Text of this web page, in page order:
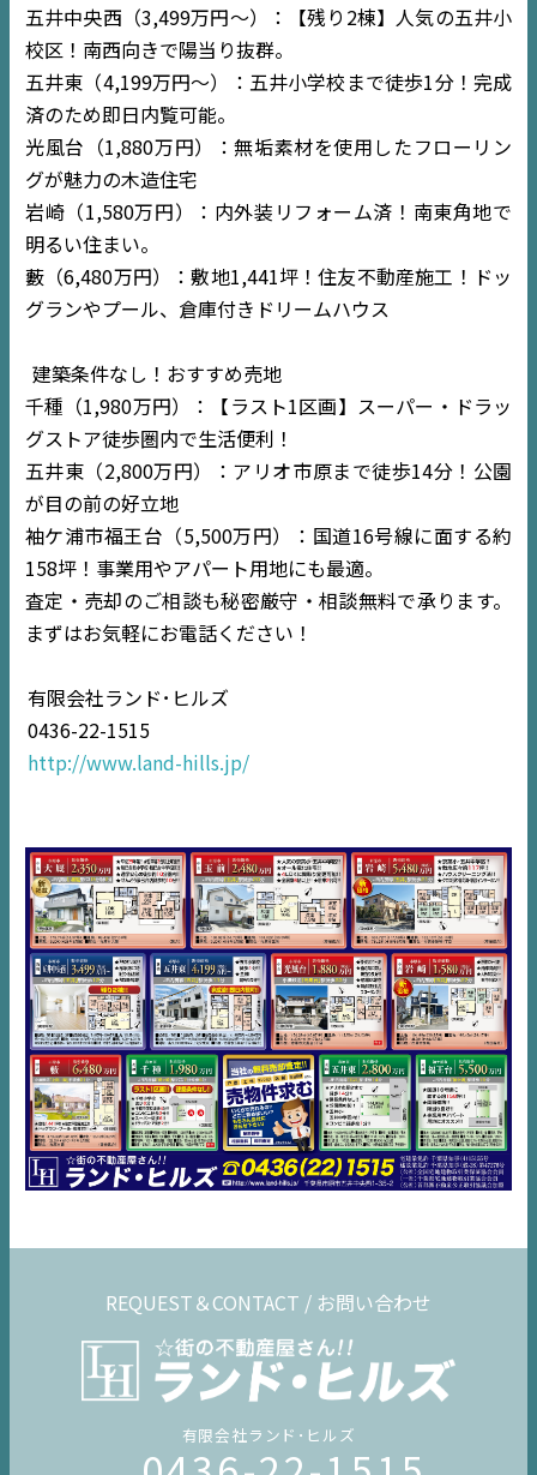
TOP
NEWS
EVENT
住宅情報誌ミッケル
市原エリア
内房
デジタルサイネージ
不動産一括査定
コラム
五井中央西（3,499万円〜）：【残り2棟】人気の五井小
校区！南西向きで陽当り抜群。
五井東（4,199万円〜）：五井小学校まで徒歩1分！完成
済のため即日内覧可能。
光風台（1,880万円）：無垢素材を使用したフローリン
グが魅力の木造住宅
岩崎（1,580万円）：内外装リフォーム済！南東角地で
明るい住まい。
藪（6,480万円）：敷地1,441坪！住友不動産施工！ドッ
グランやプール、倉庫付きドリームハウス
建築条件なし！おすすめ売地
千種（1,980万円）：【ラスト1区画】スーパー・ドラッ
グストア徒歩圏内で生活便利！
五井東（2,800万円）：アリオ市原まで徒歩14分！公園
が目の前の好立地
袖ケ浦市福王台（5,500万円）：国道16号線に面する約
158坪！事業用やアパート用地にも最適。
査定・売却のご相談も秘密厳守・相談無料で承ります。
まずはお気軽にお電話ください！
有限会社ランド･ヒルズ
0436-22-1515
http://www.land-hills.jp/
REQUEST＆CONTACT / お問い合わせ
有限会社ランド･ヒルズ